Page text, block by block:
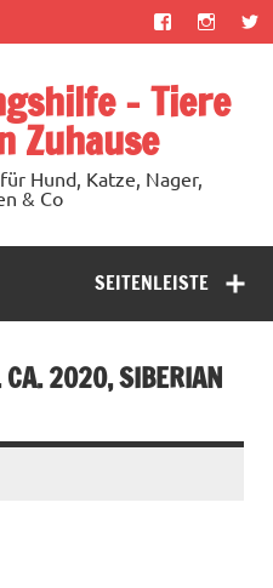
– Tiere
Zuhause
Hund, Katze, Nager,
& Co
SEITENLEISTE
CA. 2020, SIBERIAN